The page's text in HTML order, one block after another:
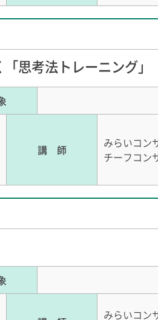
思考法トレーニング」
講 師
みらいコン
チーフコ
みらいコン